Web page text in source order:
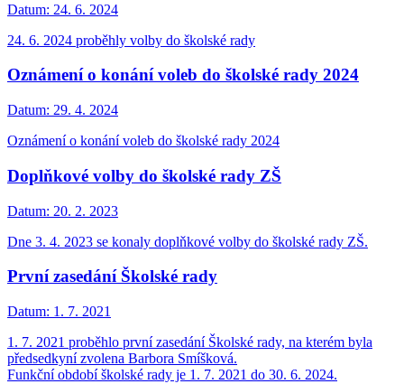
Datum: 24. 6. 2024
24. 6. 2024 proběhly volby do školské rady
Oznámení o konání voleb do školské rady 2024
Datum: 29. 4. 2024
Oznámení o konání voleb do školské rady 2024
Doplňkové volby do školské rady ZŠ
Datum: 20. 2. 2023
Dne 3. 4. 2023 se konaly doplňkové volby do školské rady ZŠ.
První zasedání Školské rady
Datum: 1. 7. 2021
1. 7. 2021 proběhlo první zasedání Školské rady, na kterém byla
předsedkyní zvolena Barbora Smíšková.
Funkční období školské rady je 1. 7. 2021 do 30. 6. 2024.